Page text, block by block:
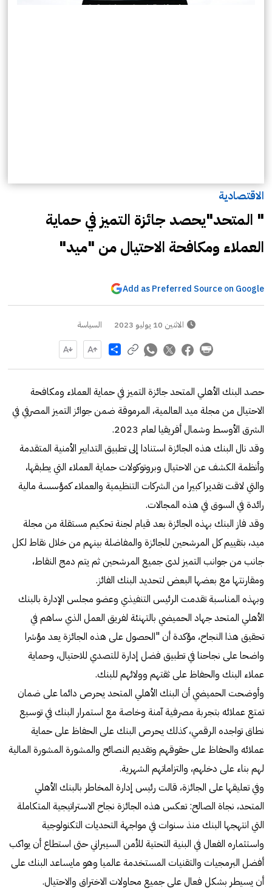
الاقتصادية
" المتحد"يحصد جائزة التميز في حماية
العملاء ومكافحة الاحتيال من "ميد"
Add as Preferred Source on Google
الاثنين 10 يوليو 2023 السياسة
Share
حصد البنك الأهلي المتحد جائزة التميز في حماية العملاء ومكافحة
الاحتيال من مجلة ميد العالمية، المرموقة ضمن جوائز التميز المصرفي في
الشرق الأوسط وشمال أفريقيا لعام 2023.
وقد نال البنك هذه الجائزة استنادا إلى تطبيق التدابير الأمنية المتقدمة
وأنظمة الكشف عن الاحتيال وبروتوكولات حماية العملاء التي يطبقها،
والتي لاقت تقديرا كبيرا من الشركات التنظيمية والعملاء كمؤسسة مالية
رائدة في السوق في هذه المجالات.
وقد فاز البنك بهذه الجائزة بعد قيام لجنة تحكيم مستقلة من مجلة
ميد، بتقييم كل المرشحين للجائزة والمفاضلة بينهم من خلال نقاط لكل
جانب من جوانب التميز لدى جميع المرشحين ثم يتم دمج النقاط،
ومقارنتها مع بعضها البعض لتحديد البنك الفائز.
وبهذه المناسبة تقدمت الرئيس التنفيذي وعضو مجلس الإدارة بالبنك
الأهلي المتحد جهاد الحميضي بالتهنئة لفريق العمل الذي ساهم في
تحقيق هذا النجاح، مؤكدة أن "الحصول على هذه الجائزة يعد مؤشرا
واضحا على نجاحنا في تطبيق فضل إدارة للتصدي للاحتيال، وحماية
عملاء البنك والحفاظ على ثقتهم وولائهم للبنك.
وأوضحت الحميضي أن البنك الأهلي المتحد يحرص دائما على ضمان
تمتع عملائه بتجربة مصرفية آمنة وخاصة مع استمرار البنك في توسيع
نطاق تواجده الرقمي، كذلك يحرص البنك على الحفاظ على حماية
عملائه والحفاظ على حقوقهم وتقديم النصائح والمشورة المشورة المالية
لهم بناء على دخلهم، والتزاماتهم الشهرية.
وفي تعليقها على الجائزة، قالت رئيس إدارة المخاطر بالبنك الأهلي
المتحد، نجاة الصالح: تعكس هذه الجائزة نجاح الاستراتيجية المتكاملة
التي انتهجها البنك منذ سنوات في مواجهة التحديات التكنولوجية
واستثماره الفعال في البنية التحتية للأمن السيبراني حتى استطاع أن يواكب
أفضل البرمجيات والتقنيات المستخدمة عالميا وهو مايساعد البنك على
أن يسيطر بشكل فعال على جميع محاولات الاختراق والاحتيال.